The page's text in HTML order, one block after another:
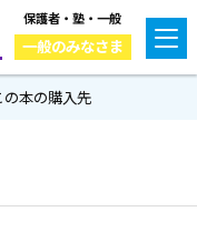
保護者・塾・一般
一般のみなさま
の本の購入先